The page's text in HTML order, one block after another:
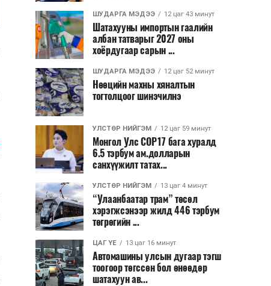
ШУДАРГА МЭДЭЭ 12 цаг 43 минут
Шатахууны импортын гаалийн
албан татварыг 2027 оны
хоёрдугаар сарын ...
ШУДАРГА МЭДЭЭ 12 цаг 52 минут
Нөөцийн махны хяналтын
тогтолцоог шинэчилнэ
УЛСТӨР НИЙГЭМ 12 цаг 59 минут
Монгол Улс COP17 бага хуралд
6.5 тэрбум ам.долларын
санхүүжилт татах...
УЛСТӨР НИЙГЭМ 13 цаг 4 минут
“Улаанбаатар трам” төсөл
хэрэгжсэнээр жилд 446 тэрбум
төгрөгийн ...
ЦАГ ҮЕ 13 цаг 16 минут
Автомашины улсын дугаар тэгш
тоогоор төгссөн бол өнөөдөр
шатахуун ав...